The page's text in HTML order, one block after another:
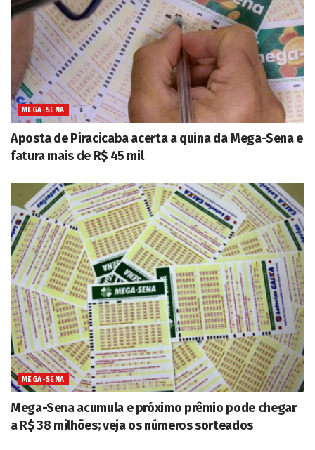
MEGA-SENA
Aposta de Piracicaba acerta a quina da Mega-Sena e
fatura mais de R$ 45 mil
MEGA-SENA
Mega-Sena acumula e próximo prêmio pode chegar
a R$ 38 milhões; veja os números sorteados